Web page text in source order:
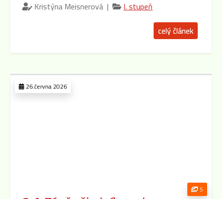
Kristýna Meisnerová | I. stupeň
celý článek
26.června 2026
5